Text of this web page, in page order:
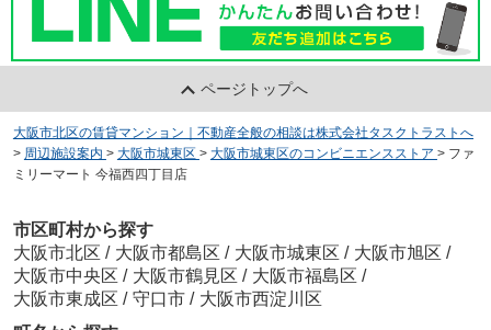
ページトップへ
大阪市北区の賃貸マンション｜不動産全般の相談は株式会社タスクトラストへ
> 周辺施設案内 > 大阪市城東区 > 大阪市城東区のコンビニエンスストア > ファ
ミリーマート 今福西四丁目店
市区町村から探す
大阪市北区 / 大阪市都島区 / 大阪市城東区 / 大阪市旭区 /
大阪市中央区 / 大阪市鶴見区 / 大阪市福島区 /
大阪市東成区 / 守口市 / 大阪市西淀川区